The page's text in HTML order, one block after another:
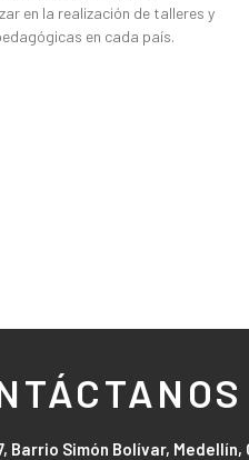
en la realización de talleres y
en cada país.
Barrio Simón Bolívar, Medellín,